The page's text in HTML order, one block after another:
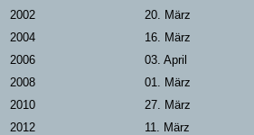
2002
20. März
2004
16. März
2006
03. April
2008
01. März
2010
27. März
2012
11. März